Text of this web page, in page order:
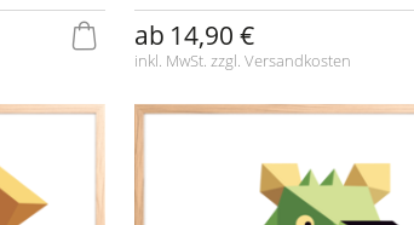
ab 14,90 €
inkl. MwSt. zzgl. Versandkosten